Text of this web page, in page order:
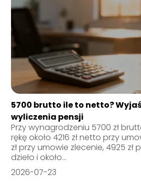
5700 brutto ile to netto?
wyliczenia pensji
Przy wynagrodzeniu 5700 zł
rękę około 4216 zł netto przy
zł przy umowie zlecenie, 4925 zł
dzieło i około...
2026-07-23